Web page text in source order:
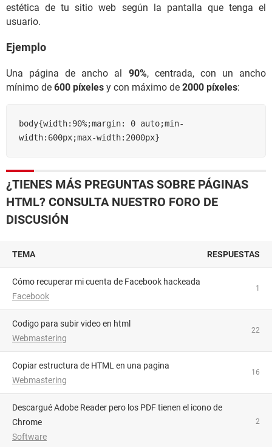
estética de tu sitio web según la pantalla que tenga el
usuario.
Ejemplo
Una página de ancho al 90%, centrada, con un ancho
mínimo de 600 píxeles y con máximo de 2000 píxeles:
body{width:90%;margin: 0 auto;min-
width:600px;max-width:2000px}
¿TIENES MÁS PREGUNTAS SOBRE PÁGINAS
HTML? CONSULTA NUESTRO FORO DE
DISCUSIÓN
TEMA RESPUESTAS
Cómo recuperar mi cuenta de Facebook hackeada
Facebook
1
codigo para subir video en html
Webmastering
22
Copiar estructura de HTML en una pagina
Webmastering
16
Descargué Adobe Reader pero los PDF tienen el icono de
Chrome
Software
2